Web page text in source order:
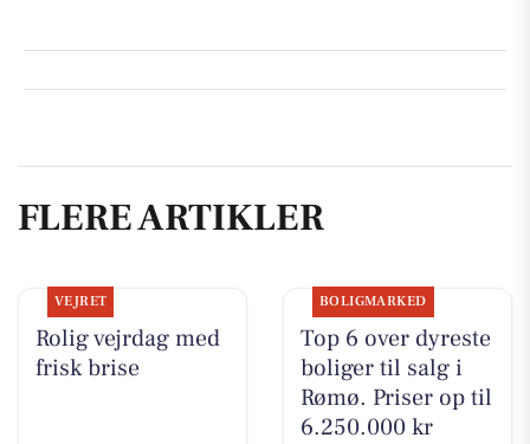
FLERE ARTIKLER
VEJRET
Rolig vejrdag med
frisk brise
BOLIGMARKED
Top 6 over dyreste
boliger til salg i
Rømø. Priser op til
6.250.000 kr